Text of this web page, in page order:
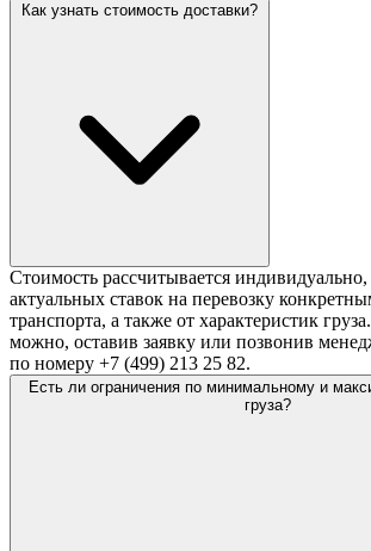
Как узнать стоимость доставки?
Стоимость рассчитывается
актуальных ставок на перевозку
транспорта, а также от характеристик
можно, оставив заявку или позвонив
по номеру +7 (499) 213 25 82.
Есть ли ограничения по минимальному и
груза?